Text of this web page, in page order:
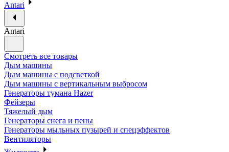
Antari
Antari
Смотреть все товары
Дым машины
Дым машины с подсветкой
Дым машины с вертикальным выбросом
Генераторы тумана Hazer
Фейзеры
Тяжелый дым
Генераторы снега и пены
Генераторы мыльных пузырей и спецэффектов
Вентиляторы